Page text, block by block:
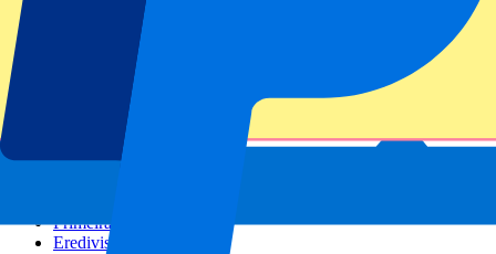
Fußballligen
Champions League
Premier League
Serie A
Primeira Liga
Eredivisie